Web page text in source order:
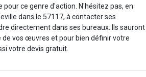
pour ce genre d'action. N'hésitez pas, en
dans le 57117, à contacter ses
directement dans ses bureaux. Ils sauront
de vos œuvres et pour bien définir votre
votre devis gratuit.